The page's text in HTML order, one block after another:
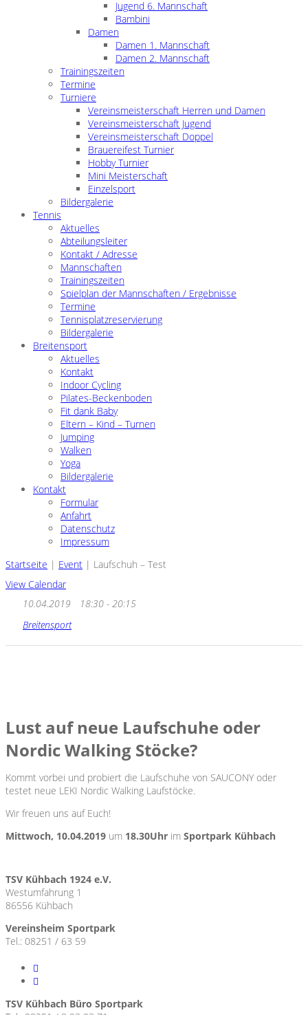
Jugend 6. Mannschaft
Bambini
Damen
Damen 1. Mannschaft
Damen 2. Mannschaft
Trainingszeiten
Termine
Turniere
Vereinsmeisterschaft Herren und Damen
Vereinsmeisterschaft Jugend
Vereinsmeisterschaft Doppel
Brauereifest Turnier
Hobby Turnier
Mini Meisterschaft
Einzelsport
Bildergalerie
Tennis
Aktuelles
Abteilungsleiter
Kontakt / Adresse
Mannschaften
Trainingszeiten
Spielplan der Mannschaften / Ergebnisse
Termine
Tennisplatzreservierung
Bildergalerie
Breitensport
Aktuelles
Kontakt
Indoor Cycling
Pilates-Beckenboden
Fit dank Baby
Eltern – Kind – Turnen
Jumping
Walken
Yoga
Bildergalerie
Kontakt
Formular
Anfahrt
Datenschutz
Impressum
Startseite | Event | Laufschuh – Test
View Calendar
10.04.2019
18:30 - 20:15
Breitensport
Lust auf neue Laufschuhe oder
Nordic Walking Stöcke?
Kommt vorbei und probiert die Laufschuhe von SAUCONY oder
testet neue LEKI Nordic Walking Laufstöcke.
Wir freuen uns auf Euch!
Mittwoch, 10.04.2019 um 18.30Uhr im Sportpark Kühbach
TSV Kühbach 1924 e.V.
Westumfahrung 1
86556 Kühbach
Vereinsheim Sportpark
Tel.: 08251 / 63 59
TSV Kühbach Büro Sportpark